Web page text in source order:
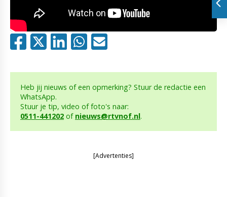
Heb jij nieuws of een opmerking? Stuur de redactie een
WhatsApp.
Stuur je tip, video of foto's naar:
0511-441202 of nieuws@rtvnof.nl.
[Advertenties]